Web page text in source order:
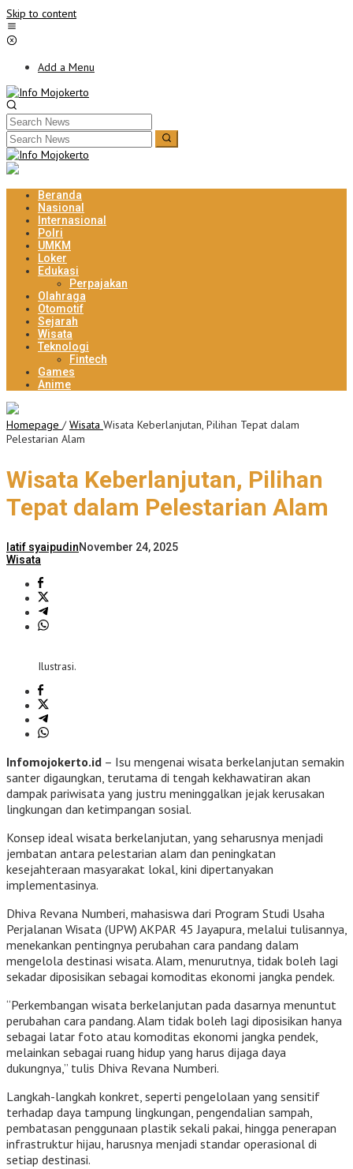
Skip to content
Add a Menu
Beranda
Nasional
Internasional
Polri
UMKM
Loker
Edukasi
Perpajakan
Olahraga
Otomotif
Sejarah
Wisata
Teknologi
Fintech
Games
Anime
Homepage / Wisata Wisata Keberlanjutan, Pilihan Tepat dalam
Pelestarian Alam
Wisata Keberlanjutan, Pilihan
Tepat dalam Pelestarian Alam
latif syaipudinNovember 24, 2025
Wisata
Ilustrasi.
Infomojokerto.id – Isu mengenai wisata berkelanjutan semakin
santer digaungkan, terutama di tengah kekhawatiran akan
dampak pariwisata yang justru meninggalkan jejak kerusakan
lingkungan dan ketimpangan sosial.
Konsep ideal wisata berkelanjutan, yang seharusnya menjadi
jembatan antara pelestarian alam dan peningkatan
kesejahteraan masyarakat lokal, kini dipertanyakan
implementasinya.
Dhiva Revana Numberi, mahasiswa dari Program Studi Usaha
Perjalanan Wisata (UPW) AKPAR 45 Jayapura, melalui tulisannya,
menekankan pentingnya perubahan cara pandang dalam
mengelola destinasi wisata. Alam, menurutnya, tidak boleh lagi
sekadar diposisikan sebagai komoditas ekonomi jangka pendek.
“Perkembangan wisata berkelanjutan pada dasarnya menuntut
perubahan cara pandang. Alam tidak boleh lagi diposisikan hanya
sebagai latar foto atau komoditas ekonomi jangka pendek,
melainkan sebagai ruang hidup yang harus dijaga daya
dukungnya,” tulis Dhiva Revana Numberi.
Langkah-langkah konkret, seperti pengelolaan yang sensitif
terhadap daya tampung lingkungan, pengendalian sampah,
pembatasan penggunaan plastik sekali pakai, hingga penerapan
infrastruktur hijau, harusnya menjadi standar operasional di
setiap destinasi.